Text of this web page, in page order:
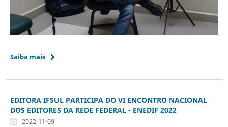
Saiba mais
EDITORA IFSUL PARTICIPA DO VI ENCONTRO NACIONAL
DOS EDITORES DA REDE FEDERAL - ENEDIF 2022
2022-11-09